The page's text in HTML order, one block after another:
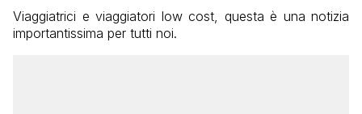
Viaggiatrici e viaggiatori low cost, questa è una notizia
importantissima per tutti noi.